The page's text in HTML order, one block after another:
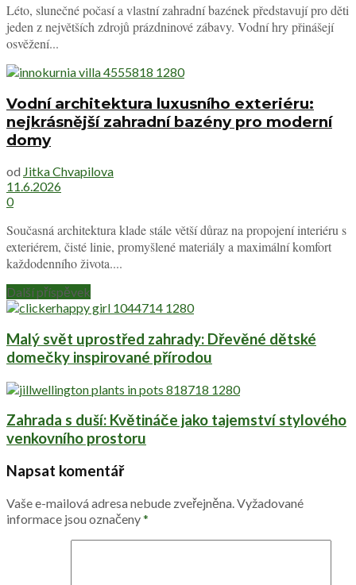
Léto, slunečné počasí a vlastní zahradní bazének představují pro děti
jeden z největších zdrojů prázdninové zábavy. Vodní hry přinášejí
osvěžení...
Vodní architektura luxusního exteriéru:
nejkrásnější zahradní bazény pro moderní
domy
od Jitka Chvapilova
11.6.2026
0
Současná architektura klade stále větší důraz na propojení interiéru s
exteriérem, čisté linie, promyšlené materiály a maximální komfort
každodenního života....
Další příspěvek
Malý svět uprostřed zahrady: Dřevěné dětské
domečky inspirované přírodou
Zahrada s duší: Květináče jako tajemství stylového
venkovního prostoru
Napsat komentář
Vaše e-mailová adresa nebude zveřejněna.Vyžadované
informace jsou označeny*